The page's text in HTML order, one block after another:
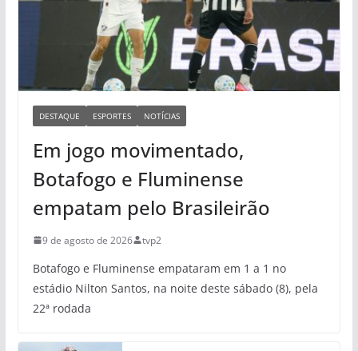
DESTAQUE ESPORTES NOTÍCIAS
Em jogo movimentado,
Botafogo e Fluminense
empatam pelo Brasileirão
9 de agosto de 2026 tvp2
Botafogo e Fluminense empataram em 1 a 1 no
estádio Nilton Santos, na noite deste sábado (8), pela
22ª rodada